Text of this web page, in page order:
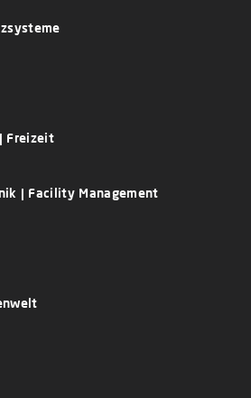
Freizeit
| Facility Management